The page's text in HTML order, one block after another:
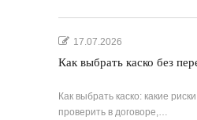
17.07.2026
Как выбрать каско без
Как выбрать каско: какие
проверить в договоре,…